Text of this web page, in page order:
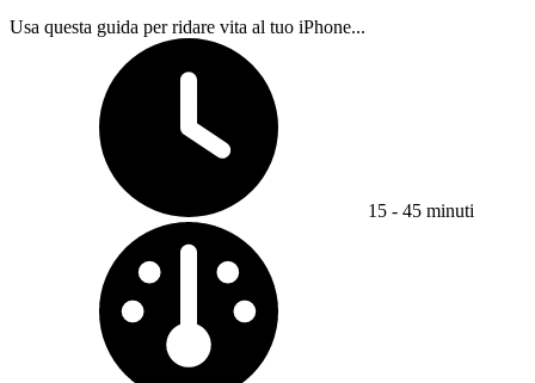
Usa questa guida per ridare vita al tuo iPhone...
15 - 45 minuti